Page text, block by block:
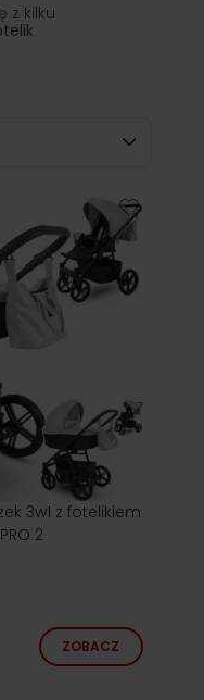
z kilku
3w1 z fotelikiem
2
ZOBACZ